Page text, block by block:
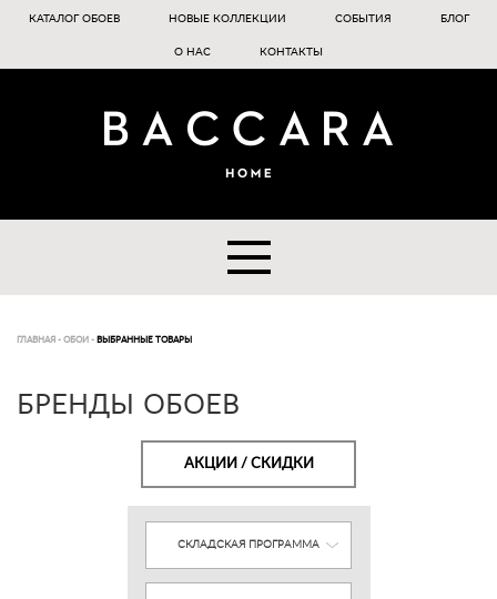
КАТАЛОГ ОБОЕВ НОВЫЕ КОЛЛЕКЦИИ СОБЫТИЯ БЛОГ
О НАС КОНТАКТЫ
ГЛАВНАЯ - ОБОИ - ВЫБРАННЫЕ ТОВАРЫ
БРЕНДЫ ОБОЕВ
АКЦИИ / СКИДКИ
СКЛАДСКАЯ ПРОГРАММА